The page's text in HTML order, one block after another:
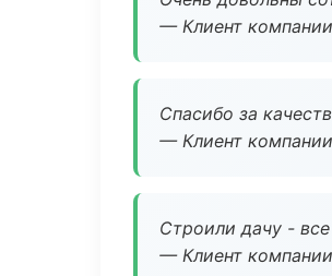
— Клиент компании
Спасибо за
— Клиент компании
Строили дачу -
— Клиент компании